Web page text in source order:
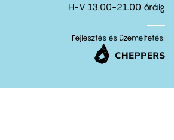
H-V 13.00-21.00 óráig
Fejlesztés és üzemeltetés: